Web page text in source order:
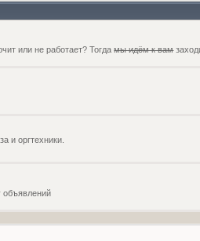
или не работает? Тогдамы идём к вам
и оргтехники.
объявлений